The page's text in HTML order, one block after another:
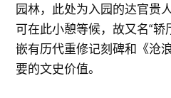
园林，此处为入园的达官贵
可在此小憩等候，故又名“轿
嵌有历代重修记刻碑和《沧
要的文史价值。